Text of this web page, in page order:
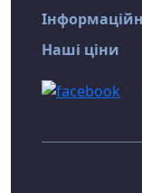
Наші ціни